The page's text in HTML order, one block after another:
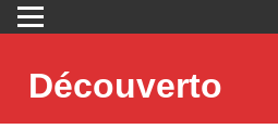
Découverto